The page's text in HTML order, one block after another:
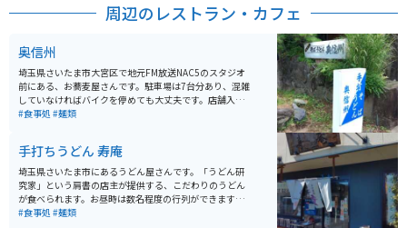
周辺のレストラン・カフェ
奥信州
埼玉県さいたま市大宮区で地元FM放送NAC5のスタジオ
前にある、お蕎麦屋さんです。駐車場は7台分あり、混雑
していなければバイクを停めても大丈夫です。店舗入口
が少し奥まっていて、隠れ家風になっています。ランチ
#食事処 #麺類
手打ちうどん 寿庵
埼玉県さいたま市にあるうどん屋さんです。「うどん研
究家」という肩書の店主が提供する、こだわりのうどん
が食べられます。お昼時は数名程度の行列ができます。
住宅街の中にありますが、自動車16台分の駐車場が確保
#食事処 #麺類